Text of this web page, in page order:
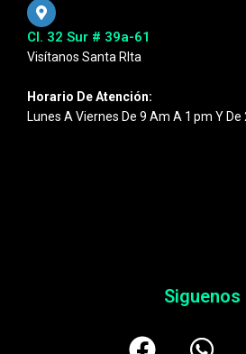
Cl. 32 Sur # 39a-61
Visítanos Santa RIta
Horario De Atención:
Lunes A Viernes De 9 Am A 1 Pm Y De
Siguenos